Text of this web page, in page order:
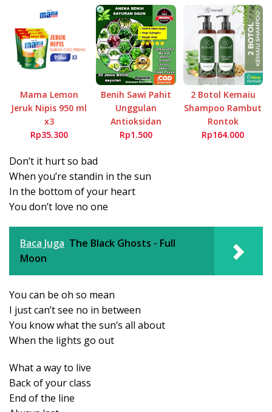
Mama Lemon
Jeruk Nipis 950 ml
x3
Rp35.300
Benih Sawi Pahit
Unggulan
Antioksidan
Rp1.500
2 Botol Kemaiu
Shampoo Rambut
Rontok
Rp164.000
Don’t it hurt so bad
When you’re standin in the sun
In the bottom of your heart
You don’t love no one
Baca Juga The Black Ghosts - Full
Moon
You can be oh so mean
I just can’t see no in between
You know what the sun’s all about
When the lights go out
What a way to live
Back of your class
End of the line